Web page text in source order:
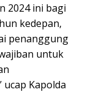
2024 ini bagi
kedepan,
penanggung
untuk
Kapolda